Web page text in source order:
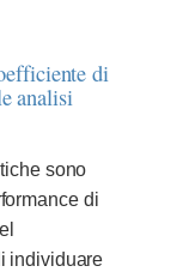
di
analisi
sono
di
individuare